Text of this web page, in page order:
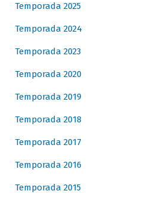
Temporada 2025
Temporada 2024
Temporada 2023
Temporada 2020
Temporada 2019
Temporada 2018
Temporada 2017
Temporada 2016
Temporada 2015